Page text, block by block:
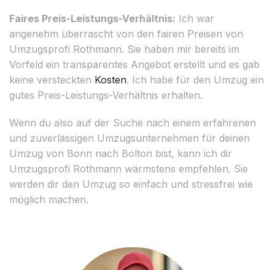
Faires Preis-Leistungs-Verhältnis: Ich war
angenehm überrascht von den fairen Preisen von
Umzugsprofi Rothmann. Sie haben mir bereits im
Vorfeld ein transparentes Angebot erstellt und es gab
keine versteckten Kosten. Ich habe für den Umzug ein
gutes Preis-Leistungs-Verhältnis erhalten.
Wenn du also auf der Suche nach einem erfahrenen
und zuverlässigen Umzugsunternehmen für deinen
Umzug von Bonn nach Bolton bist, kann ich dir
Umzugsprofi Rothmann wärmstens empfehlen. Sie
werden dir den Umzug so einfach und stressfrei wie
möglich machen.